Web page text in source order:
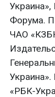
Форума.
ЧАО
«РБК-